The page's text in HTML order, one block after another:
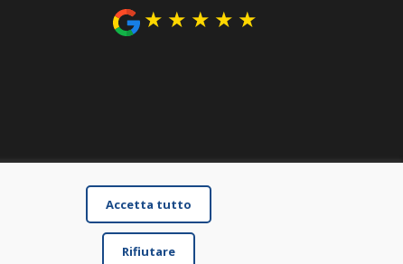
★ ★ ★ ★ ★
Accetta tutto
Rifiutare